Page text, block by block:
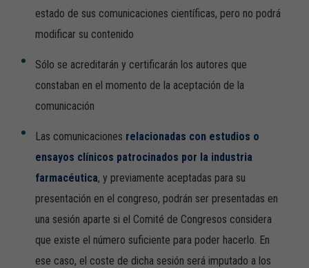
estado de sus comunicaciones científicas, pero no podrá
modificar su contenido
Sólo se acreditarán y certificarán los autores que
constaban en el momento de la aceptación de la
comunicación
Las comunicaciones relacionadas con estudios o
ensayos clínicos patrocinados por la industria
farmacéutica, y previamente aceptadas para su
presentación en el congreso, podrán ser presentadas en
una sesión aparte si el Comité de Congresos considera
que existe el número suficiente para poder hacerlo. En
ese caso, el coste de dicha sesión será imputado a los